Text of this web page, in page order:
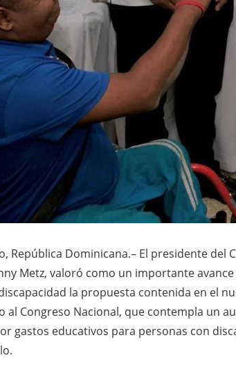
República Dominicana.– El presidente del
Metz, valoró como un importante
la propuesta contenida en el
al Congreso Nacional, que contempla un
gastos educativos para personas con